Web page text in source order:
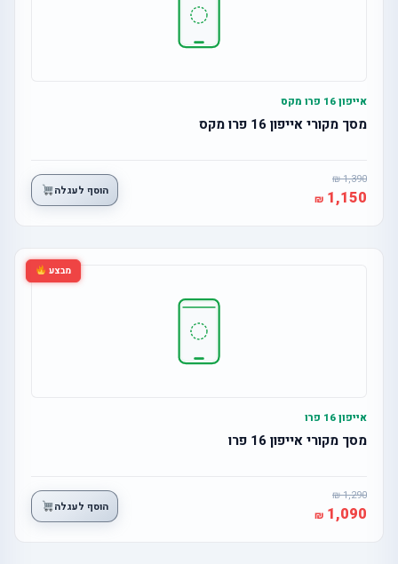
אייפון 16 פרו מקס
מסך מקורי אייפון 16 פרו מקס
1,390
1,150 הוסף לעגלה
מבצע
אייפון 16 פרו
מסך מקורי אייפון 16 פרו
1,290
1,090 הוסף לעגלה